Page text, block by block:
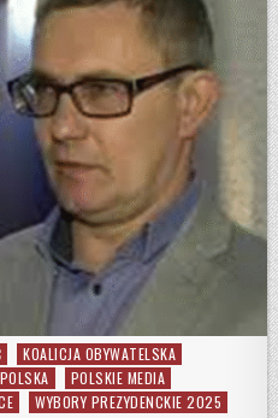
KOALICJA OBYWATELSKA
POLSKA
POLSKIE MEDIA
WYBORY PREZYDENCKIE 2025